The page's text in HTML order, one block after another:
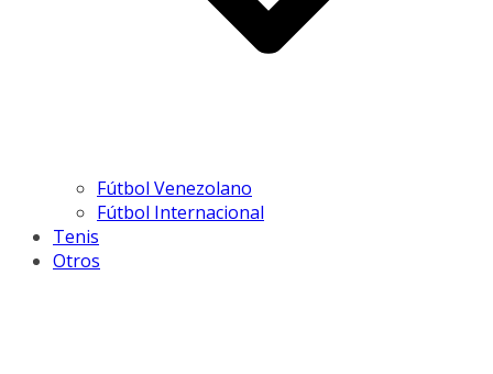
Fútbol Venezolano
Fútbol Internacional
Tenis
Otros